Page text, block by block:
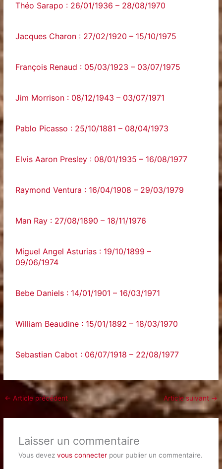
Théo Sarapo : 26/01/1936 – 28/08/1970
Jacques Charon : 27/02/1920 – 15/10/1975
François Renaud : 05/03/1923 – 03/07/1975
Jim Morrison : 08/12/1943 – 03/07/1971
Pablo Picasso : 25/10/1881 – 08/04/1973
Elvis Aaron Presley : 08/01/1935 – 16/08/1977
Raymond Ventura : 16/04/1908 – 29/03/1979
Man Ray : 27/08/1890 – 18/11/1976
Miguel Angel Asturias : 19/10/1899 –
09/06/1974
Bebe Daniels : 14/01/1901 – 16/03/1971
William Beaudine : 15/01/1892 – 18/03/1970
Sebastian Cabot : 06/07/1918 – 22/08/1977
← Article précédent Article suivant →
Laisser un commentaire
Vous devez vous connecterpour publier un commentaire.